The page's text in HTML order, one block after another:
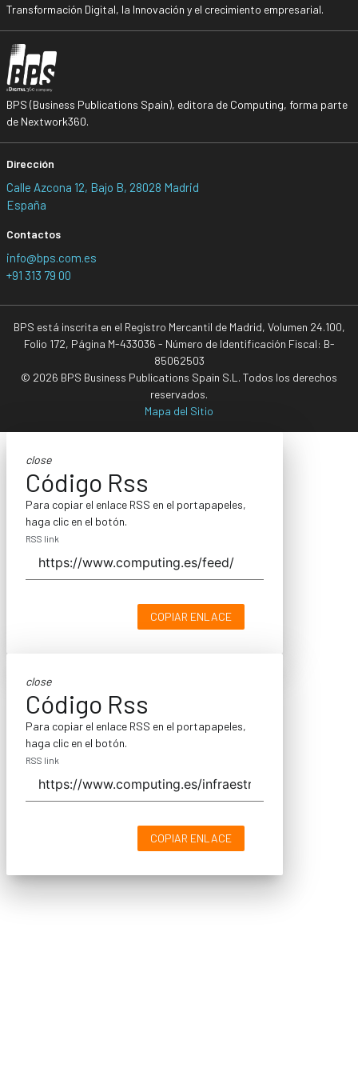
Transformación Digital, la Innovación y el crecimiento empresarial.
BPS (Business Publications Spain), editora de Computing, forma parte
de Nextwork360.
Dirección
Calle Azcona 12, Bajo B, 28028 Madrid
España
Contactos
info@bps.com.es
+91 313 79 00
BPS está inscrita en el Registro Mercantil de Madrid, Volumen 24.100,
Folio 172, Página M-433036 - Número de Identificación Fiscal: B-
85062503
© 2026 BPS Business Publications Spain S.L. Todos los derechos
reservados.
Mapa del Sitio
close
Código Rss
Para copiar el enlace RSS en el portapapeles,
haga clic en el botón.
RSS link
COPIAR ENLACE
close
Código Rss
Para copiar el enlace RSS en el portapapeles,
haga clic en el botón.
RSS link
COPIAR ENLACE